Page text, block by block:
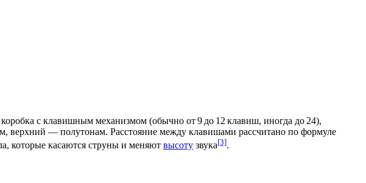
с клавишным механизмом (обычно от 9 до 12 клавиш, иногда до 24),
верхний — полутонам. Расстояние между клавишами рассчитано по формуле
которые касаются струны и меняют высоту звука[3].